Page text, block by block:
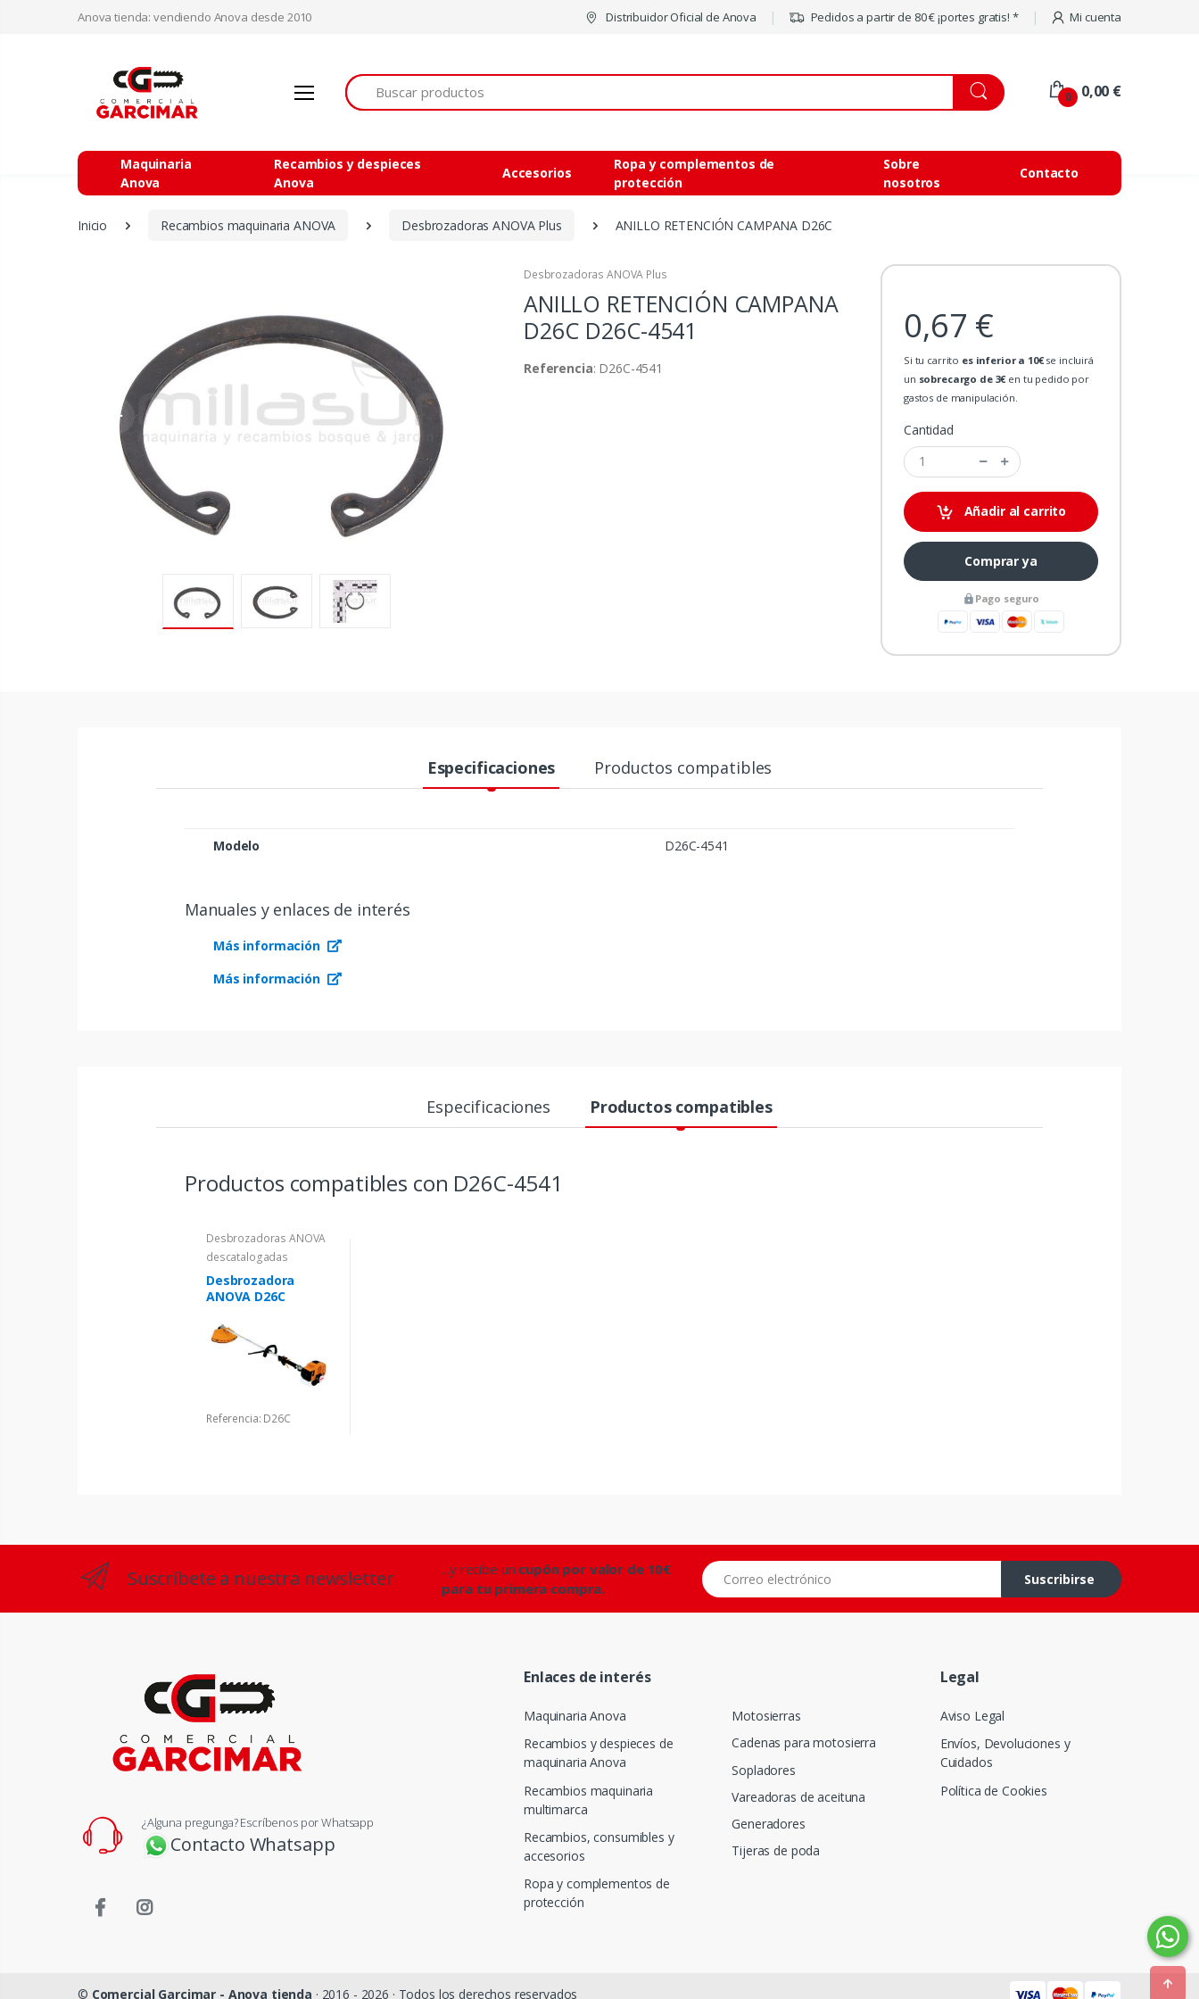
Anova tienda: vendiendo Anova desde 2010 Distribuidor Oficial de Anova Pedidos a partir de 80 € ¡portes gratis! * Mi cuenta
Buscar
0 0,00 €
Maquinaria
Anova
Recambios y despieces
Anova
Accesorios
Ropa y complementos de
protección
Sobre
nosotros
Contacto
Inicio Recambios maquinaria ANOVA Desbrozadoras ANOVA Plus ANILLO RETENCIÓN CAMPANA D26C
Desbrozadoras ANOVA Plus
ANILLO RETENCIÓN CAMPANA
D26C D26C-4541
Referencia: D26C-4541
0,67 €
Si tu carrito es inferior a 10€se incluirá
un sobrecargo de 3€en tu pedido por
gastos de manipulación.
Cantidad
Añadir al carrito
Comprar ya
Pago seguro
Especificaciones Productos compatibles
Modelo D26C-4541
Manuales y enlaces de interés
Más información
Más información
Especificaciones Productos compatibles
Productos compatibles con D26C-4541
Desbrozadoras ANOVA
descatalogadas
Desbrozadora
ANOVA D26C
Referencia: D26C
Suscríbete a nuestra newsletter ...y recibe un cupón por valor de 10€
para tu primera compra.
Correo electrónico
Suscribirse
¿Alguna pregunga? Escríbenos por Whatsapp
Contacto Whatsapp
Enlaces de interés
Maquinaria Anova
Recambios y despieces de
maquinaria Anova
Recambios maquinaria
multimarca
Recambios, consumibles y
accesorios
Ropa y complementos de
protección
Motosierras
Cadenas para motosierra
Sopladores
Vareadoras de aceituna
Generadores
Tijeras de poda
Legal
Aviso Legal
Envíos, Devoluciones y
Cuidados
Política de Cookies
© Comercial Garcimar - Anova tienda · 2016 - 2026 · Todos los derechos reservados